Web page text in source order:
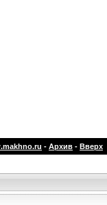
- Архив - Вверх